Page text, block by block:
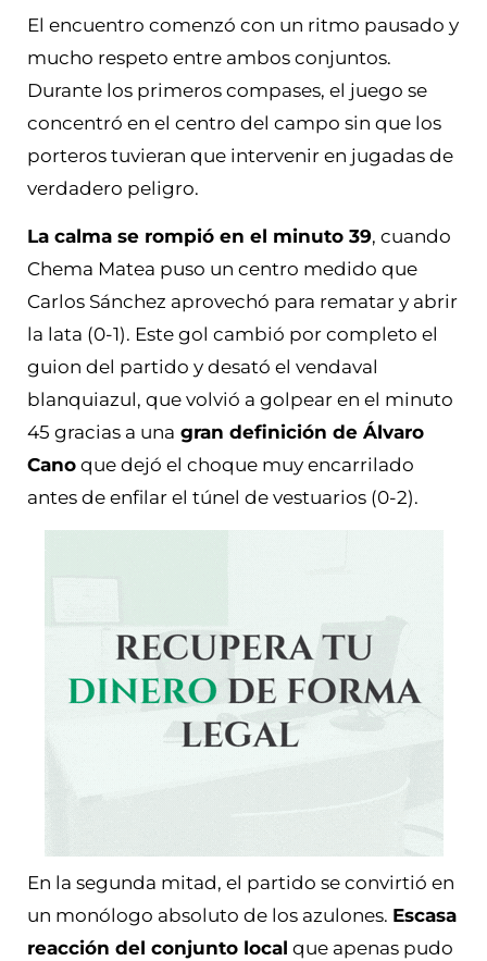
El encuentro comenzó con un ritmo pausado y
mucho respeto entre ambos conjuntos.
Durante los primeros compases, el juego se
concentró en el centro del campo sin que los
porteros tuvieran que intervenir en jugadas de
verdadero peligro.
La calma se rompió en el minuto 39, cuando
Chema Matea puso un centro medido que
Carlos Sánchez aprovechó para rematar y abrir
la lata (0-1). Este gol cambió por completo el
guion del partido y desató el vendaval
blanquiazul, que volvió a golpear en el minuto
45 gracias a una gran definición de Álvaro
Cano que dejó el choque muy encarrilado
antes de enfilar el túnel de vestuarios (0-2).
En la segunda mitad, el partido se convirtió en
un monólogo absoluto de los azulones. Escasa
reacción del conjunto local que apenas pudo